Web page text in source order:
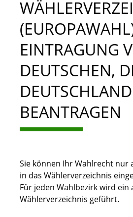
EINTRAGUNG
DEUTSCHEN,
BEANTRAGEN
Sie können Ihr Wahlrecht nur
in das Wählerverzeichnis
Für jeden Wahlbezirk wird ein
Wählerverzeichnis geführt.